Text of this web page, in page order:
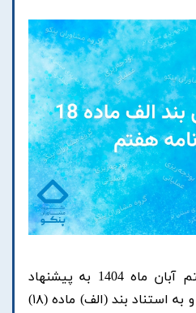
آبان ماه 1404
به پیشنهاد
به استناد بند (الف)
ماده (۱۸)